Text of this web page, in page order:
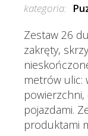
kategoria:
Zestaw 26
zakręty,
metrów ulic:
pojazdami.
produktami